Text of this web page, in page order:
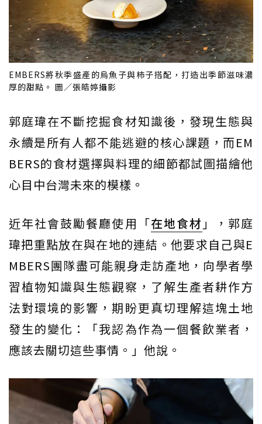
EMBERS將秋季盛產的烏魚子與柿子搭配，打造出季節滋味濃
厚的甜點。 圖／張皓婷攝影
郭庭瑋在不斷挖掘食材知識後，發現生態與
永續是所有人都不能逃避的核心課題，而EM
BERS的食材選擇與料理的細節都試圖描繪他
心目中台灣未來的模樣。
近年社會鼓勵餐廳使用「在地食材 」，郭庭
瑋把重點放在與在地的連結。他要求自己與E
MBERS團隊盡可能親身走訪產地，向學者學
習植物知識與生態觀察，了解生產者耕作方
法對環境的影響，期盼更真切理解這塊土地
發生的變化：「我認為作為一個餐飲業者，
應該去關切這些事情。」他說。